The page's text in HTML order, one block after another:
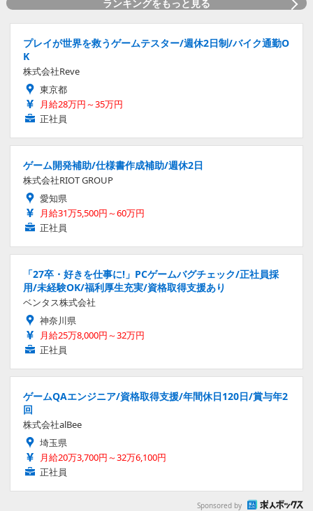
ランキングをもっと見る
プレイが世界を救うゲームテスター/週休2日制/バイク通勤O
K
株式会社Reve
東京都
月給28万円～35万円
正社員
ゲーム開発補助/仕様書作成補助/週休2日
株式会社RIOT GROUP
愛知県
月給31万5,500円～60万円
正社員
「27卒・好きを仕事に!」PCゲームバグチェック/正社員採
用/未経験OK/福利厚生充実/資格取得支援あり
ベンタス株式会社
神奈川県
月給25万8,000円～32万円
正社員
ゲームQAエンジニア/資格取得支援/年間休日120日/賞与年2
回
株式会社alBee
埼玉県
月給20万3,700円～32万6,100円
正社員
Sponsored by